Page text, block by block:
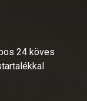
24 köves